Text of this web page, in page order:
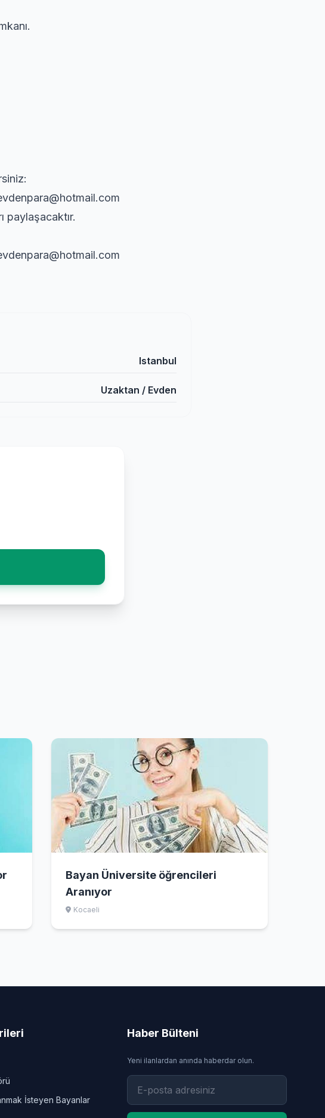
paylaşacaktır.
Istanbul
Uzaktan / Evden
Bayan Üniversite öğrencileri
Aranıyor
Kocaeli
İsteyen Bayanlar
Haber Bülteni
Yeni ilanlardan anında haberdar olun.